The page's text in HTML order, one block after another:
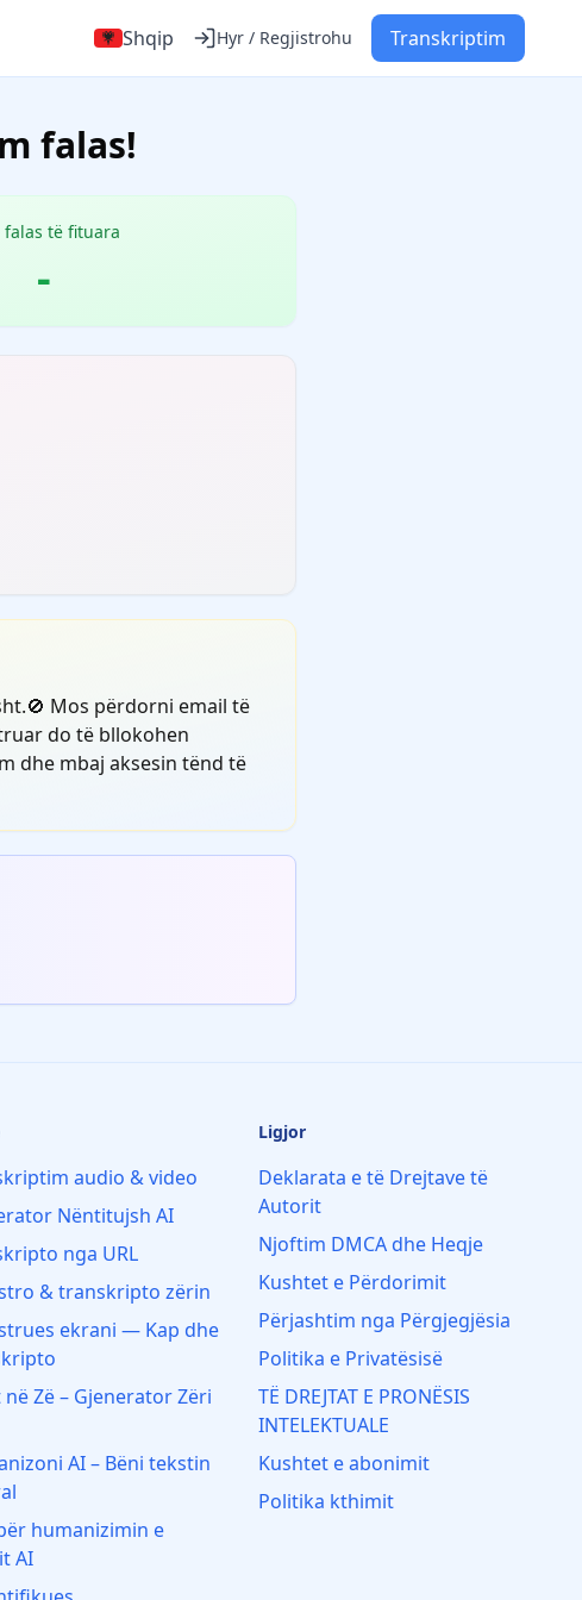
Shqip Hyr / Regjistrohu Transkriptim
falas!
falas të fituara
-
Mos përdorni email të
do të bllokohen
dhe mbaj aksesin tënd të
audio & video
Nëntitujsh AI
nga URL
& transkripto zërin
ekrani — Kap dhe
në Zë – Gjenerator Zëri
AI – Bëni tekstin
humanizimin e
AI
Ligjor
Deklarata e të Drejtave të
Autorit
Njoftim DMCA dhe Heqje
Kushtet e Përdorimit
Përjashtim nga Përgjegjësia
Politika e Privatësisë
TË DREJTAT E PRONËSIS
INTELEKTUALE
Kushtet e abonimit
Politika kthimit